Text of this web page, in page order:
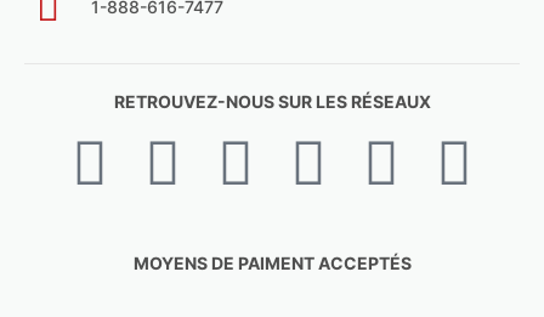
1-888-616-7477
RETROUVEZ-NOUS SUR LES RÉSEAUX
MOYENS DE PAIMENT ACCEPTÉS